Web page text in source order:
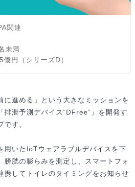
関連
未満
億円（シリーズD）
に進める」という大きなミッションを
排泄予測デバイス“DFree”」を開発す
す。
用いたIoTウェアラブルデバイスを下
膀胱の膨らみを測定し、スマートフォ
携してトイレのタイミングをお知らせ